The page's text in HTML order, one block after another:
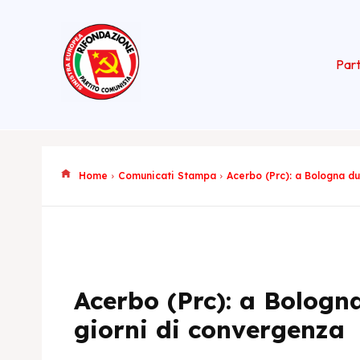
Maurizio
Home Comunicati Stampa Acerbo (Prc): a Bologna
Acerbo (Prc): a
giorni di convergenza